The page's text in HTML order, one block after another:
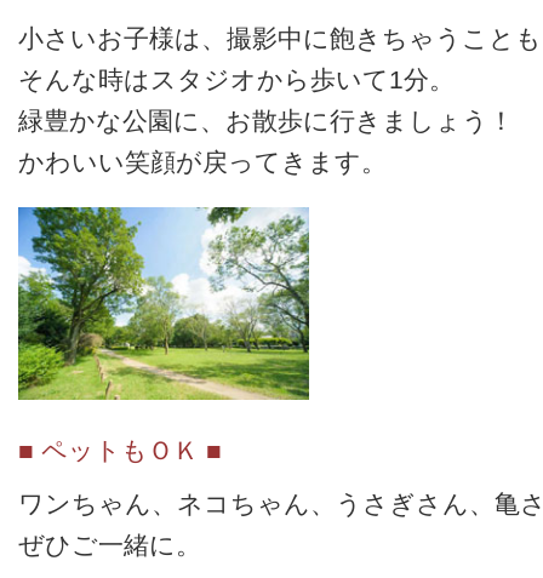
小さいお子様は、撮影中に飽きちゃうこと
そんな時はスタジオから歩いて1分。
緑豊かな公園に、お散歩に行きましょう！
かわいい笑顔が戻ってきます。
■ ペットもＯＫ ■
ワンちゃん、ネコちゃん、うさぎさん、亀
ぜひご一緒に。